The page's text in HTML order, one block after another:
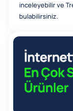
inceleyebilir ve
bulabilirsiniz.